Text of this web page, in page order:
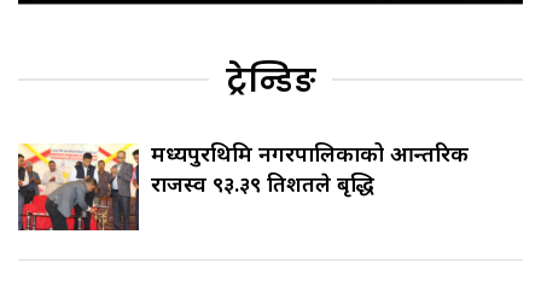
ट्रेन्डिङ
मध्यपुरथिमि नगरपालिकाको आन्तरिक
राजस्व ९३.३९ प्रतिशतले बृद्धि